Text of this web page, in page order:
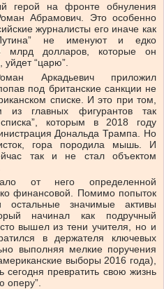
герой на фронте обнуления
Абрамович. Это особенно
журналисты его иначе как
не именуют и едко
млрд долларов, которые он
“царю”.
Аркадьевич приложил
под британские санкции не
списке. И это при том,
главных фигурантов так
списка”, которым в 2018 году
Дональда Трампа. Но
гора породила мышь. И
так и не стал объектом
от него определенной
финансовой. Помимо попыток
значимые активы
начинал как подручный
вышел из тени учителя, но и
в держателя ключевых
выполняя мелкие поручения
выборы 2016 года),
сегодня превратить свою жизнь
оперу”.